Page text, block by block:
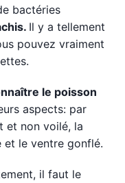
bactéries
Il y a tellement
pouvez vraiment
le poisson
aspects: par
non voilé, la
et le ventre gonflé.
il faut le